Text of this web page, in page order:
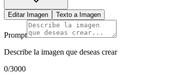
Editar Imagen Texto a Imagen
Prompt
Describe la imagen que deseas crear
0/3000